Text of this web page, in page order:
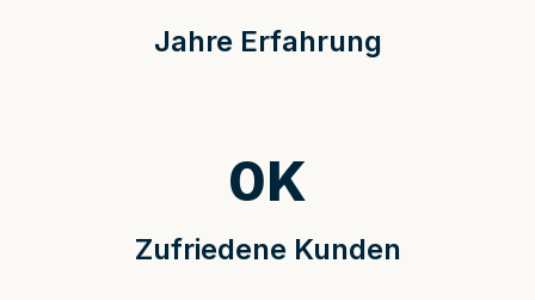
Jahre Erfahrung
Zufriedene Kunden
0K